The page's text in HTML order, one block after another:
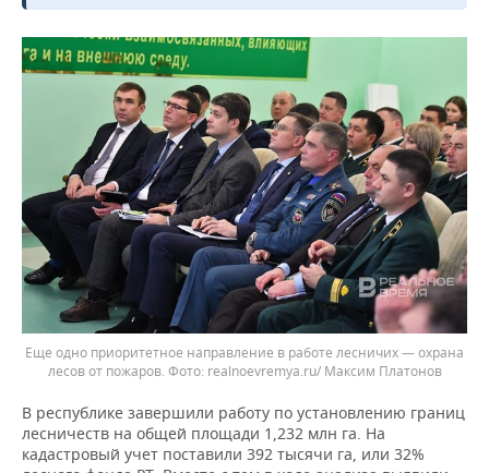
Еще одно приоритетное направление в работе лесничих — охрана
лесов от пожаров.
realnoevremya.ru/ Максим Платонов
В республике завершили работу по установлению границ
лесничеств на общей площади 1,232 млн га. На
кадастровый учет поставили 392 тысячи га, или 32%